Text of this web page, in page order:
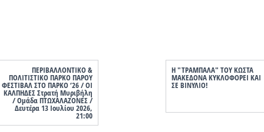
ΠΕΡΙΒΑΛΛΟΝΤΙΚΟ &
ΠΟΛΙΤΙΣΤΙΚΟ ΠΑΡΚΟ ΠΑΡΟΥ
ΦΕΣΤΙΒΑΛ ΣΤΟ ΠΑΡΚΟ ‘26 / ΟΙ
ΚΑΛΠΗΔΕΣ Στρατή Μυριβήλη
/ Ομάδα ΠΤΩΧΑΛΑΖΟΝΕΣ /
Δευτέρα 13 Ιουλίου 2026,
21:00
Η "ΤΡΑΜΠΑΛΑ" ΤΟΥ ΚΩΣΤΑ
ΜΑΚΕΔΟΝΑ ΚΥΚΛΟΦΟΡΕΙ ΚΑΙ
ΣΕ ΒΙΝΥΛΙΟ!